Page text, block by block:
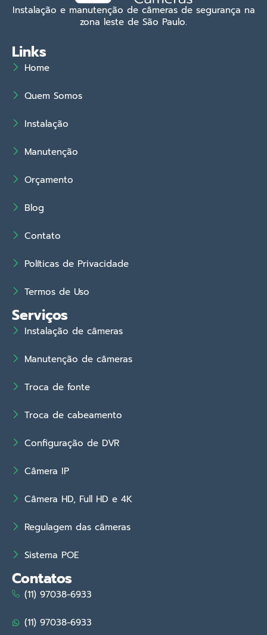
Instalação e manutenção de câmeras de segurança na
zona leste de São Paulo.
Links
Home
Quem Somos
Instalação
Manutenção
Orçamento
Blog
Contato
Políticas de Privacidade
Termos de Uso
Serviços
Instalação de câmeras
Manutenção de câmeras
Troca de fonte
Troca de cabeamento
Configuração de DVR
Câmera IP
Câmera HD, Full HD e 4K
Regulagem das câmeras
Sistema POE
Contatos
(11) 97038-6933
(11) 97038-6933